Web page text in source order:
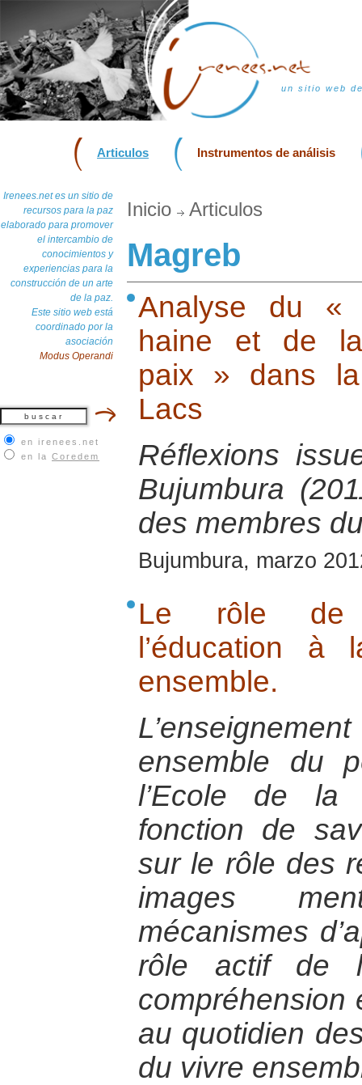
un sitio web
Articulos Instrumentos de análisis
Irenees.net es un sitio de
recursos para la paz
elaborado para promover
el intercambio de
conocimientos y
experiencias para la
construcción de un arte
de la paz.
Este sitio web está
coordinado por la
asociación
Modus Operandi
en irenees.net
en la Coredem
Inicio Articulos
Magreb
Analyse du «
haine et de
paix » dans
Lacs
Réflexions
Bujumbura
des membres
Bujumbura, marzo
Le rôle de
l’éducation
ensemble.
ensemble du
l’Ecole de la
fonction de
sur le rôle des
images
mécanismes
rôle actif de
compréhension
au quotidien
du vivre